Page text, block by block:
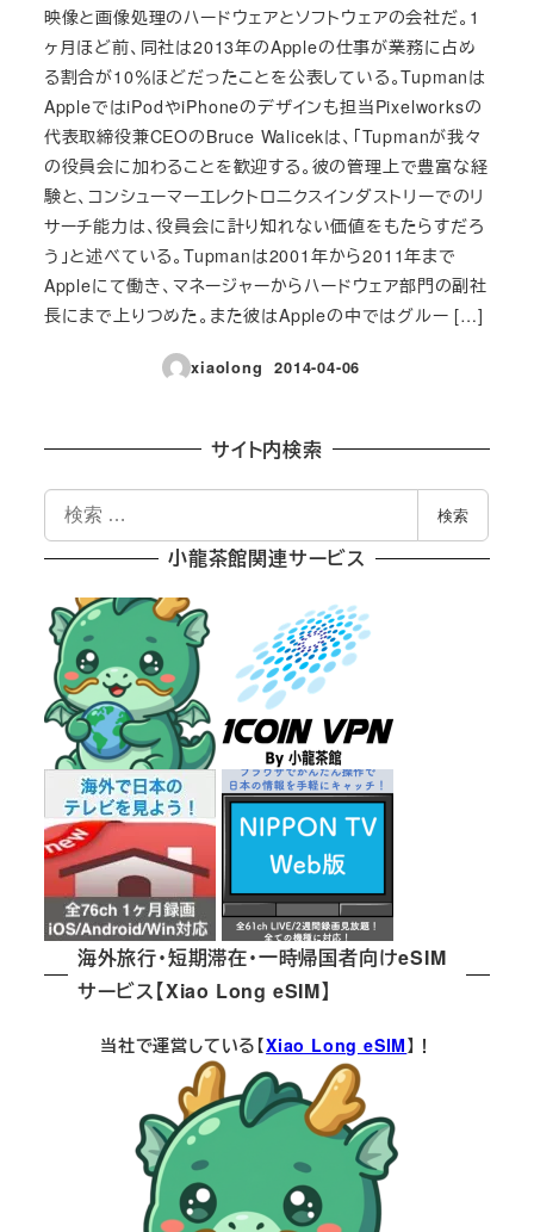
映像と画像処理のハードウェアとソフトウェアの会社だ。1
ヶ月ほど前、同社は2013年のAppleの仕事が業務に占め
る割合が10％ほどだったことを公表している。Tupmanは
AppleではiPodやiPhoneのデザインも担当Pixelworksの
代表取締役兼CEOのBruce Walicekは、「Tupmanが我々
の役員会に加わることを歓迎する。彼の管理上で豊富な経
験と、コンシューマーエレクトロニクスインダストリーでのリ
サーチ能力は、役員会に計り知れない価値をもたらすだろ
う」と述べている。Tupmanは2001年から2011年まで
Appleにて働き、マネージャーからハードウェア部門の副社
長にまで上りつめた。また彼はAppleの中ではグルー […]
xiaolong
投稿日
2014-04-06
サイト内検索
索
検索
小龍茶館関連サービス
海外旅行・短期滞在・一時帰国者向けeSIM
サービス【Xiao Long eSIM】
当社で運営している【Xiao Long eSIM】！